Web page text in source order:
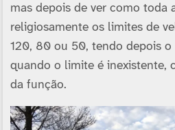
mas depois de ver como toda
religiosamente os limites de
120, 80 ou 50, tendo depois o
quando o limite é inexistente,
da função.